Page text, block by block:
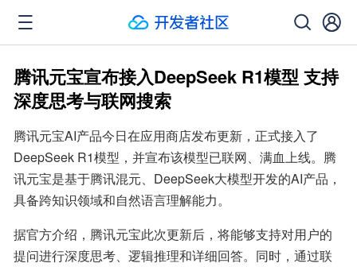
腾讯元宝宣布接入DeepSeek R1模型 支持
深度思考与联网搜索
腾讯元宝AI产品今日在应用商店发布更新，正式接入了
DeepSeek R1模型，并宣布该模型已联网、满血上线。腾
讯元宝是基于腾讯混元、DeepSeek大模型开发的AI产品，
具备跨知识领域和自然语言理解能力。
据官方介绍，腾讯元宝此次更新后，将能够支持对用户的
提问进行深度思考、逻辑推理和详细回答。同时，通过联